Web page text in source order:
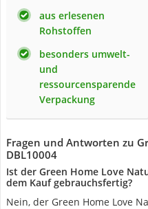
aus erlesenen
Rohstoffen
besonders umwelt-
und
ressourcensparende
Verpackung
Fragen und Antworten zu
DBL10004
Ist der Green Home Love
dem Kauf gebrauchsfertig?
Nein, der Green Home Love